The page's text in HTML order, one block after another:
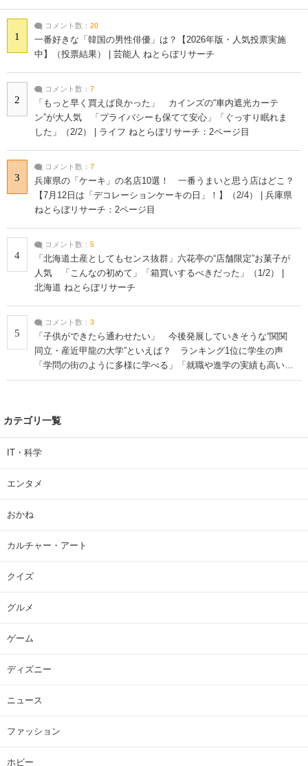
1
コメント数： 20
一番好きな「韓国の男性俳優」は？【2026年版・人気投票実施
中】（投票結果） | 芸能人 ねとらぼリサーチ
2
コメント数： 7
「もっと早く買えば良かった」 カインズの“車内遮光カーテ
ン”が大人気 「プライバシーも保てて安心」「ぐっすり眠れま
した」（2/2） | ライフ ねとらぼリサーチ：2ページ目
3
コメント数： 7
兵庫県の「ケーキ」の名店10選！ 一番うまいと思う店はどこ？
【7月12日は「デコレーションケーキの日」！】（2/4） | 兵庫県
ねとらぼリサーチ：2ページ目
4
コメント数： 5
「北海道土産としてもセンス抜群」六花亭の“店舗限定”お菓子が
人気 「こんなの初めて」「箱買いするべきだった」（1/2） |
北海道 ねとらぼリサーチ
5
コメント数： 3
「子供ができたら通わせたい」 今後発展していきそうな“関関
同立・産近甲龍の大学”といえば？ ランキング1位に学生の声
「学問の街のように多様に学べる」「就職や進学の実績も高い」
| 大学 ねとらぼリサーチ
カテゴリ一覧
IT・科学
エンタメ
おかね
カルチャー・アート
クイズ
グルメ
ゲーム
ディズニー
ニュース
ファッション
ホビー